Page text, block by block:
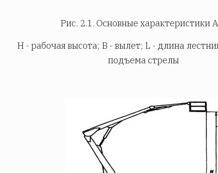
Рис. 2.1. Основные характеристики
Н - рабочая высота; В - вылет; L - длина
подъема стрелы